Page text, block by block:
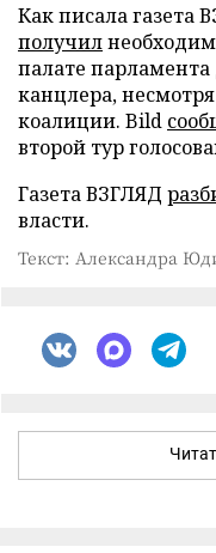
Как писала газета
получил
палате
канцлера,
коалиции. Bild
второй тур
Газета ВЗГЛЯД
власти.
Текст: Александра